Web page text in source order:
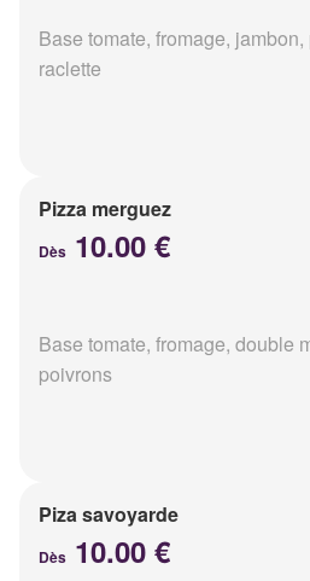
Base tomate, fromage,
raclette
Pizza merguez
Dès 10.00 €
Base tomate, fromage, double
poivrons
Piza savoyarde
Dès 10.00 €